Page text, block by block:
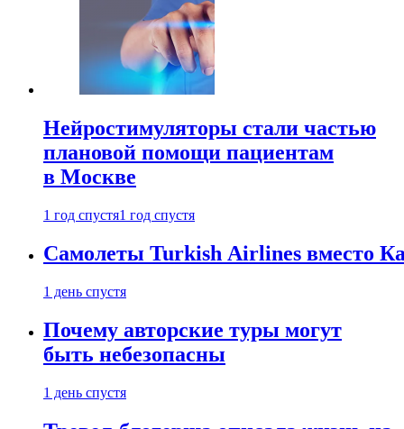
Нейростимуляторы стали частью
плановой помощи пациентам
в Москве
1 год спустя1 год спустя
Самолеты Turkish Airlines вместо
1 день спустя
Почему авторские туры могут
быть небезопасны
1 день спустя